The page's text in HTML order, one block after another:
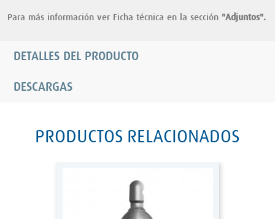
Para más información ver Ficha técnica en la sección "Adjuntos".
DETALLES DEL PRODUCTO
DESCARGAS
PRODUCTOS RELACIONADOS